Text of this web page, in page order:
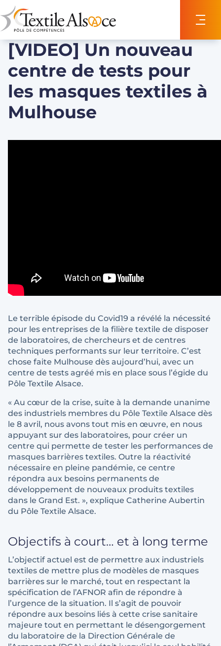
[VIDEO] Un nouveau
centre de tests pour
les masques textiles à
Mulhouse
Le terrible épisode du Covid19 a révélé la nécessité
pour les entreprises de la filière textile de disposer
de laboratoires, de chercheurs et de centres
techniques performants sur leur territoire. C’est
chose faite Mulhouse dès aujourd’hui, avec un
centre de tests agréé mis en place sous l’égide du
Pôle Textile Alsace.
« Au cœur de la crise, suite à la demande unanime
des industriels membres du Pôle Textile Alsace dès
le 8 avril, nous avons tout mis en œuvre, en nous
appuyant sur des laboratoires, pour créer un
centre qui permette de tester les performances de
masques barrières textiles. Outre la réactivité
nécessaire en pleine pandémie, ce centre
répondra aux besoins permanents de
développement de nouveaux produits textiles
dans le Grand Est. », explique Catherine Aubertin
du Pôle Textile Alsace.
Objectifs à court… et à long terme
L’objectif actuel est de permettre aux industriels
textiles de mettre plus de modèles de masques
barrières sur le marché, tout en respectant la
spécification de l’AFNOR afin de répondre à
l’urgence de la situation. Il s’agit de pouvoir
répondre aux besoins liés à cette crise sanitaire
majeure tout en permettant le désengorgement
du laboratoire de la Direction Générale de
Panneau de gestion des cookies